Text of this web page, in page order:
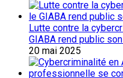
Lutte contre la
GIABA rend public
20 mai 2025